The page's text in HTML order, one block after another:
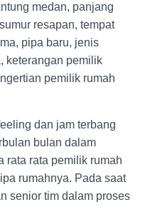
medan, panjang
resapan, tempat
pipa baru, jenis
keterangan pemilik
pemilik rumah
dan jam terbang
bulan dalam
rata rata pemilik rumah
rumahnya. Pada saat
senior tim dalam proses